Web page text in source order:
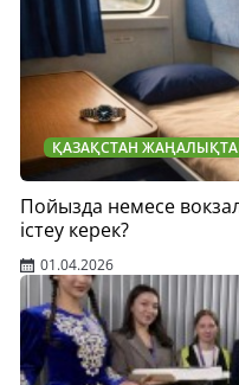
ҚАЗАҚСТАН
Пойызда немесе
істеу керек?
01.04.2026